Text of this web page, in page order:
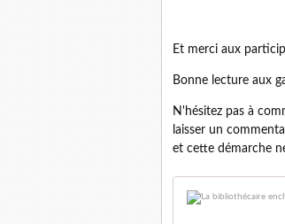
Et merci aux
Bonne lecture aux
N'hésitez pas à
laisser un
et cette démarche